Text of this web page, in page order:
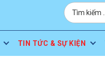
TIN TỨC & SỰ KIỆN